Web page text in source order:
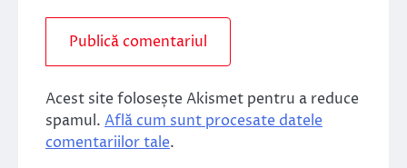
Acest site folosește Akismet pentru a reduce
spamul. Află cum sunt procesate datele
comentariilor tale.